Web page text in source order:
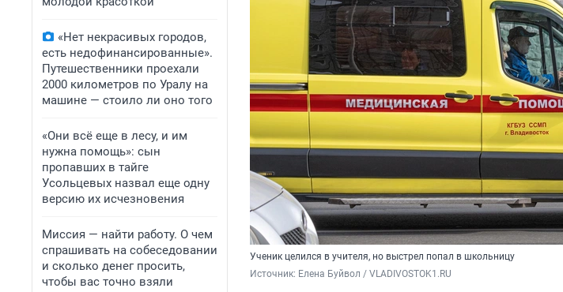
«Нет некрасивых городов,
есть недофинансированные».
Путешественники проехали
2000 километров по Уралу на
машине — стоило ли оно того
«Они всё еще в лесу, и им
нужна помощь»: сын
пропавших в тайге
Усольцевых назвал еще одну
версию их исчезновения
Миссия — найти работу. О чем
спрашивать на собеседовании
и сколько денег просить,
чтобы вас точно взяли
Ученик целился в учителя, но выстрел попал в школьницу
Источник: Елена Буйвол / VLADIVOSTOK1.RU